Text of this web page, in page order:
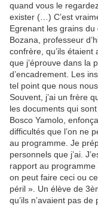
quand vous le
exister (…) C’est
Egrenant les grains
Bozana, professeur
confrère, qu’ils
que j’éprouve dans la
d’encadrement. Les
tel point que nous
Souvent, j’ai un frère
les documents qui
Bosco Yamolo,
difficultés que l’on ne
au programme. Je
personnels que j’ai.
rapport au
on peut faire ceci ou
péril ». Un élève de
qu’ils n’avaient pas